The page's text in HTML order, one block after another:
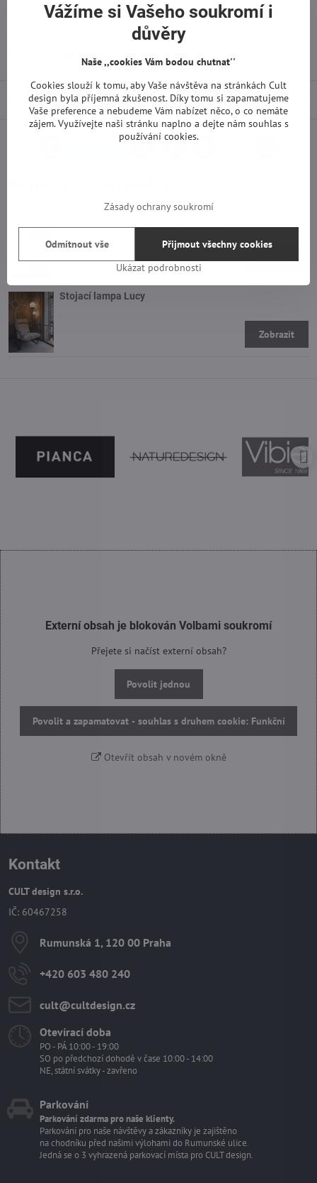
Více z kategorie Světla Stolní lampy
Diskuse 0
Zobrazit
Stojací lampa Lucy
Zobrazit
Externí obsah je blokován Volbami soukromí
Přejete si načíst externí obsah?
Povolit jednou
Povolit a zapamatovat - souhlas s druhem cookie: Funkční
Otevřít obsah v novém okně
Kontakt
CULT design s.r.o.
IČ: 60467258
Rumunská 1, 120 00 Praha
+420 603 480 240
cult​@cultdesign​.cz
Otevírací doba
PO - PÁ 10:00 - 19:00
SO po předchozí dohodě v čase 10:00 - 14:00
NE, státní svátky - zavřeno
Parkování
Parkování zdarma pro naše klienty.
Parkování pro naše návštěvy a zákazníky je zajištěno
na chodníku před našimi výlohami do Rumunské ulice.
Jedná se o 3 vyhrazená parkovací místa pro CULT design.
Vážíme si Vašeho soukromí i
důvěry
Naše ,,cookies Vám bodou chutnat''
Cookies slouží k tomu, aby Vaše návštěva na stránkách Cult
design byla příjemná zkušenost. Díky tomu si zapamatujeme
Vaše preference a nebudeme Vám nabízet něco, o co nemáte
zájem. Využívejte naši stránku naplno a dejte nám souhlas s
používání cookies.
Zásady ochrany soukromí
Ukázat podrobnosti
Přijmout všechny cookies
Odmítnout vše